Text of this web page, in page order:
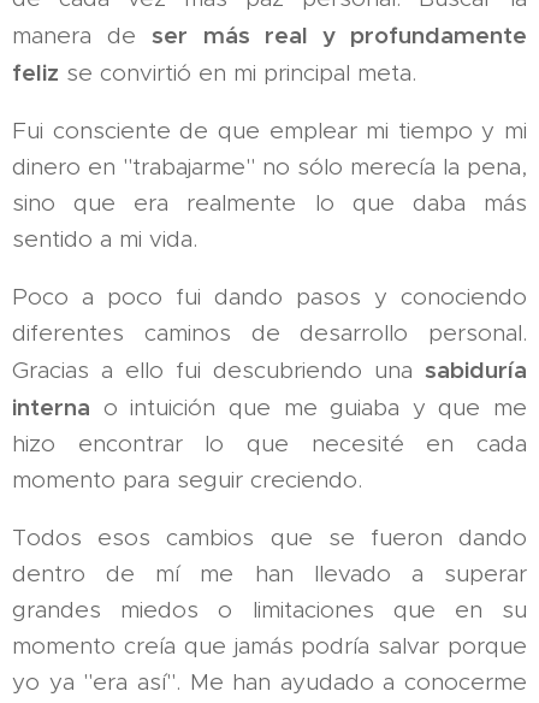
manera deser más real y profundamente
feliz se convirtió en mi principal meta.
Fui consciente de que emplear mi tiempo y mi
dinero en "trabajarme" no sólo merecía la pena,
sino que era realmente lo que daba más
sentido a mi vida.
Poco a poco fui dando pasos y conociendo
diferentes caminos de desarrollo personal.
Gracias a ello fui descubriendo una sabiduría
interna o intuición que me guiaba y que me
hizo encontrar lo que necesité en cada
momento para seguir creciendo.
Todos esos cambios que se fueron dando
dentro de mí me han llevado a superar
grandes miedos o limitaciones que en su
momento creía que jamás podría salvar porque
yo ya "era así". Me han ayudado a conocerme